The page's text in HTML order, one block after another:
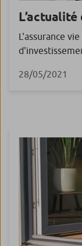
L'assurance
28/05/2021